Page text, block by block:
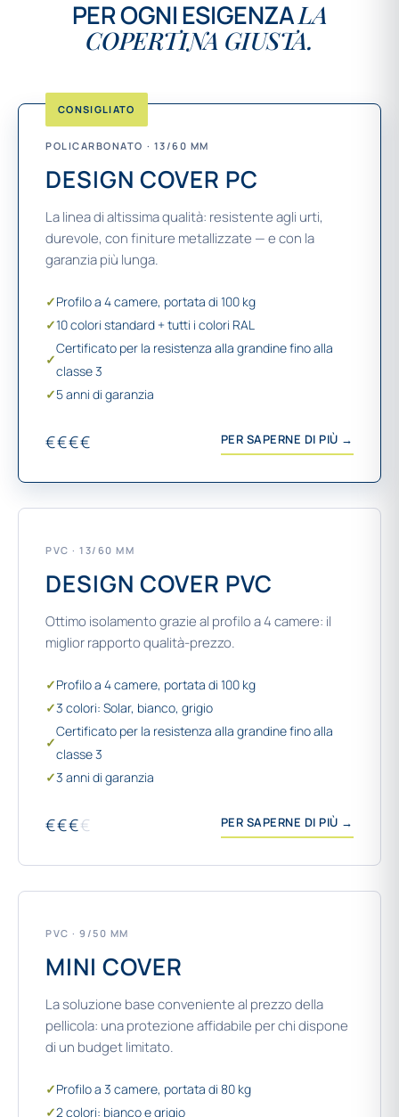
PER OGNI ESIGENZALA
COPERTINA GIUSTA.
CONSIGLIATO
POLICARBONATO · 13/60 MM
DESIGN COVER PC
La linea di altissima qualità: resistente agli urti,
durevole, con finiture metallizzate — e con la
garanzia più lunga.
✓Profilo a 4 camere, portata di 100 kg
✓10 colori standard + tutti i colori RAL
✓
Certificato per la resistenza alla grandine fino alla
classe 3
✓5 anni di garanzia
€€€€ PER SAPERNE DI PIÙ →
PVC · 13/60 MM
DESIGN COVER PVC
Ottimo isolamento grazie al profilo a 4 camere: il
miglior rapporto qualità-prezzo.
✓Profilo a 4 camere, portata di 100 kg
✓3 colori: Solar, bianco, grigio
✓
Certificato per la resistenza alla grandine fino alla
classe 3
✓3 anni di garanzia
€€€€ PER SAPERNE DI PIÙ →
PVC · 9/50 MM
MINI COVER
La soluzione base conveniente al prezzo della
pellicola: una protezione affidabile per chi dispone
di un budget limitato.
✓Profilo a 3 camere, portata di 80 kg
✓2 colori: bianco e grigio